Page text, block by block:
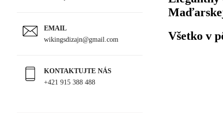
EMAIL
wikingsdizajn@gmail.com
KONTAKTUJTE NÁS
+421 915 388 488
Všetko v